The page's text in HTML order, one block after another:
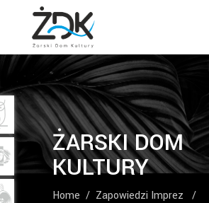
ŻARSKI DOM
KULTURY
Home / Zapowiedzi Imprez
/